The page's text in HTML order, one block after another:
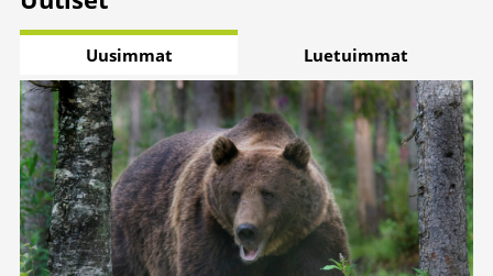
Uusimmat Luetuimmat